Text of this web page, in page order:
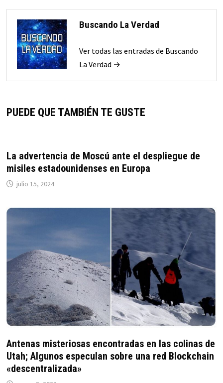
Buscando La Verdad
Ver todas las entradas de Buscando
La Verdad →
PUEDE QUE TAMBIÉN TE GUSTE
La advertencia de Moscú ante el despliegue de
misiles estadounidenses en Europa
julio 15, 2024
Antenas misteriosas encontradas en las colinas de
Utah; Algunos especulan sobre una red Blockchain
«descentralizada»